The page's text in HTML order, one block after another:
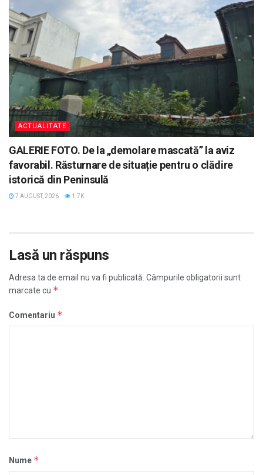
ACTUALITATE
GALERIE FOTO. De la „demolare mascată” la aviz
favorabil. Răsturnare de situație pentru o clădire
istorică din Peninsulă
7 AUGUST, 2026 1.7K
Lasă un răspuns
Adresa ta de email nu va fi publicată. Câmpurile obligatorii sunt
marcate cu *
Comentariu *
Nume *